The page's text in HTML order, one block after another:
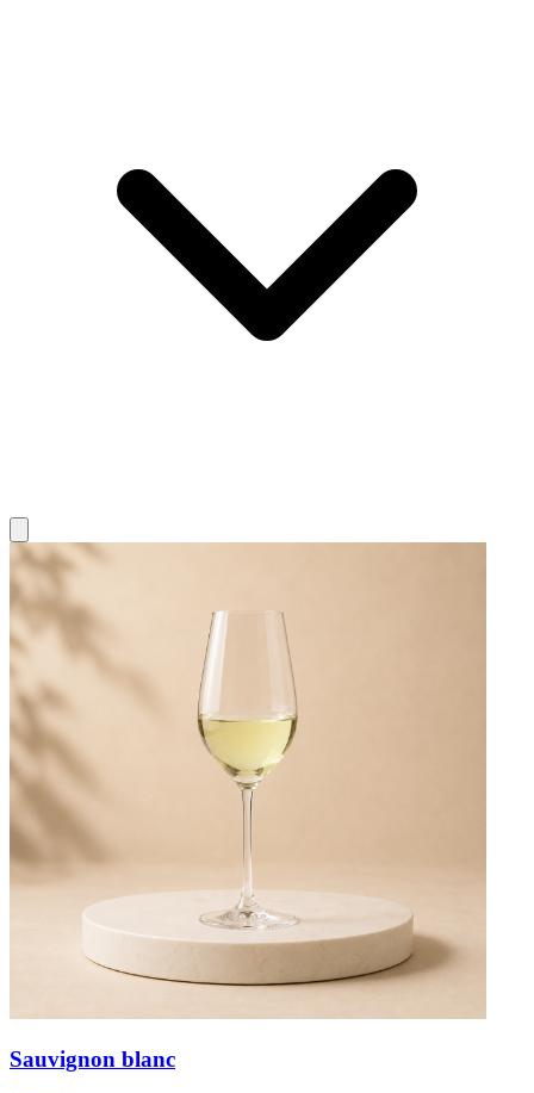
Sauvignon blanc